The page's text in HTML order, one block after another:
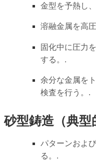
金型を予熱し
溶融金属を高
固化中に圧力
する。.
余分な金属を
検査を行う。.
砂型鋳造（典型
パターンおよ
る。.